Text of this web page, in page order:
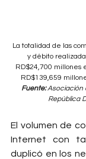
La totalidad de las
y débito
RD$24,700 millones
RD$139,659
Fuente: Asociación
República
El volumen de
Internet con
duplicó en los